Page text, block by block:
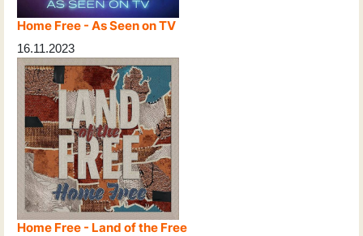
Home Free - As Seen on TV
16.11.2023
Home Free - Land of the Free